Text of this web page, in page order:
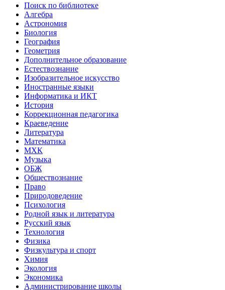
Поиск по библиотеке
Алгебра
Астрономия
Биология
География
Геометрия
Дополнительное образование
Естествознание
Изобразительное искусство
Иностранные языки
Информатика и ИКТ
История
Коррекционная педагогика
Краеведение
Литература
Математика
МХК
Музыка
ОБЖ
Обществознание
Право
Природоведение
Психология
Родной язык и литература
Русский язык
Технология
Физика
Физкультура и спорт
Химия
Экология
Экономика
Администрирование школы